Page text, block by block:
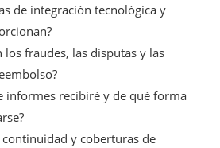
de integración tecnológica y
los fraudes, las disputas y las
informes recibiré y de qué forma
continuidad y coberturas de